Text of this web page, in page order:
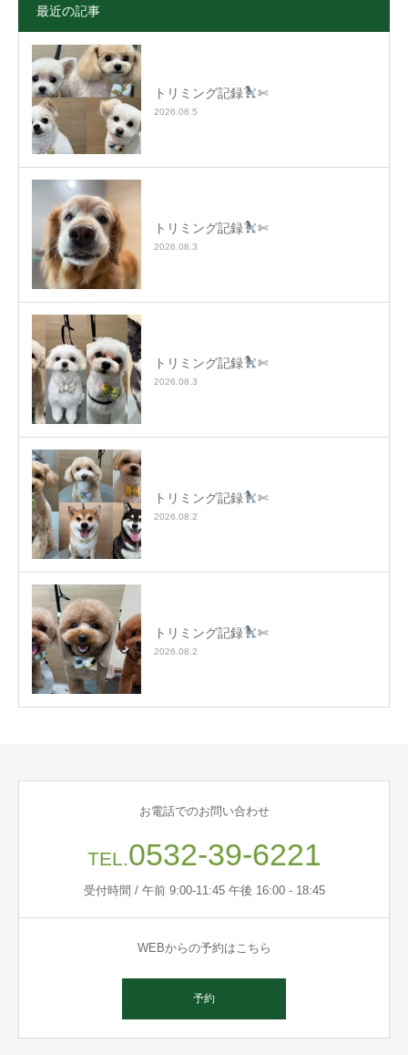
最近の記事
トリミング記録 ✄
2026.08.5
トリミング記録 ✄
2026.08.3
トリミング記録 ✄
2026.08.3
トリミング記録 ✄
2026.08.2
トリミング記録 ✄
2026.08.2
お電話でのお問い合わせ
TEL.0532-39-6221
受付時間 / 午前 9:00-11:45 午後 16:00 - 18:45
WEBからの予約はこちら
予約